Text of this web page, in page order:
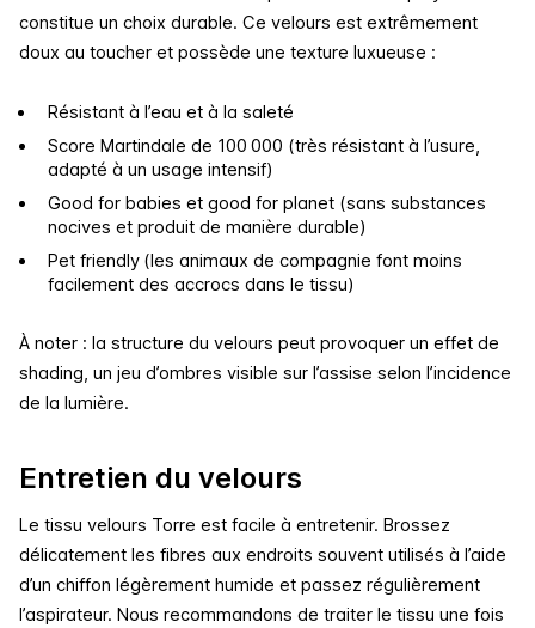
constitue un choix durable. Ce velours est extrêmement
doux au toucher et possède une texture luxueuse :
Résistant à l’eau et à la saleté
Score Martindale de 100 000 (très résistant à l’usure,
adapté à un usage intensif)
Good for babies et good for planet (sans substances
nocives et produit de manière durable)
Pet friendly (les animaux de compagnie font moins
facilement des accrocs dans le tissu)
À noter : la structure du velours peut provoquer un effet de
shading, un jeu d’ombres visible sur l’assise selon l’incidence
de la lumière.
Entretien du velours
Le tissu velours Torre est facile à entretenir. Brossez
délicatement les fibres aux endroits souvent utilisés à l’aide
d’un chiffon légèrement humide et passez régulièrement
l’aspirateur. Nous recommandons de traiter le tissu une fois